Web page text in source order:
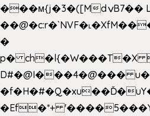
���м{j�3�([MdݍB7�� L�Pl
�
p� ch�l{�W���T�X
D#�@I���4�@���
�Ef�*+